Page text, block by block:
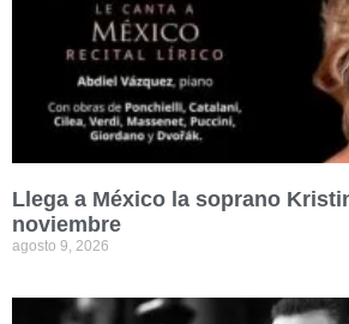
Llega a México la soprano
noviembre
agosto 9, 2026